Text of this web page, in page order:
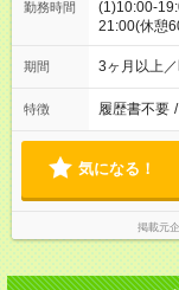
勤務時間
(1)10:00-
21:00(休憩
実働8時間
期間 3ヶ月以上
特徴 履歴書不要 /
気になる！
掲載元